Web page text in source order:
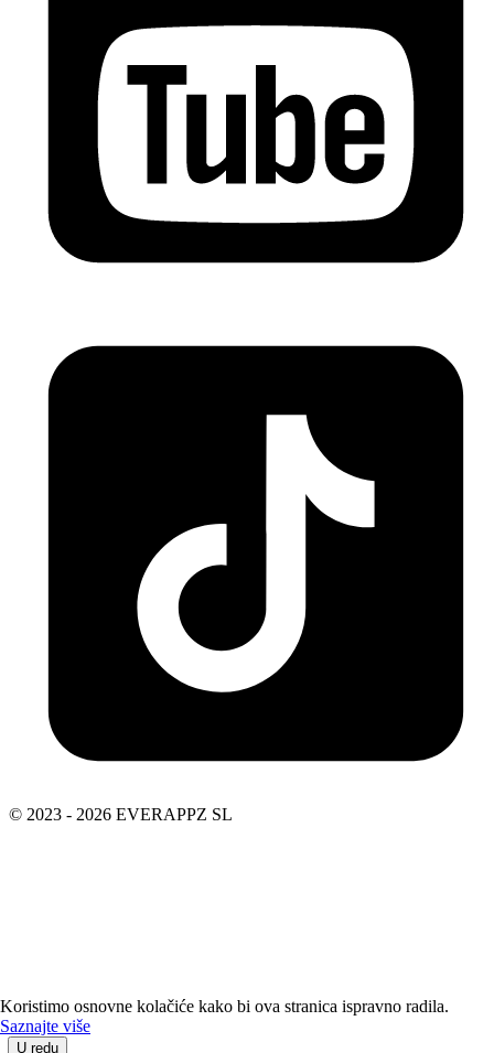
Koristimo osnovne kolačiće kako bi ova stranica ispravno radila.
Saznajte više
U redu
© 2023 - 2026 EVERAPPZ SL